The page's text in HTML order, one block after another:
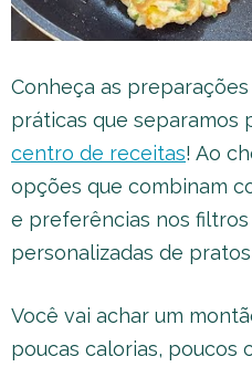
Conheça as
práticas que separamos
centro de receitas! Ao
opções que combinam
e preferências nos
personalizadas de
Você vai achar um
poucas calorias, poucos